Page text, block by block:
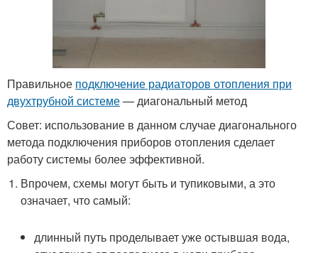
Правильное подключение радиаторов отопления при
двухтрубной системе— диагональный метод
Совет: использование в данном случае диагонального
метода подключения приборов отопления сделает
работу системы более эффективной.
Впрочем, схемы могут быть и тупиковыми, а это
означает, что самый:
длинный путь проделывает уже остывшая вода,